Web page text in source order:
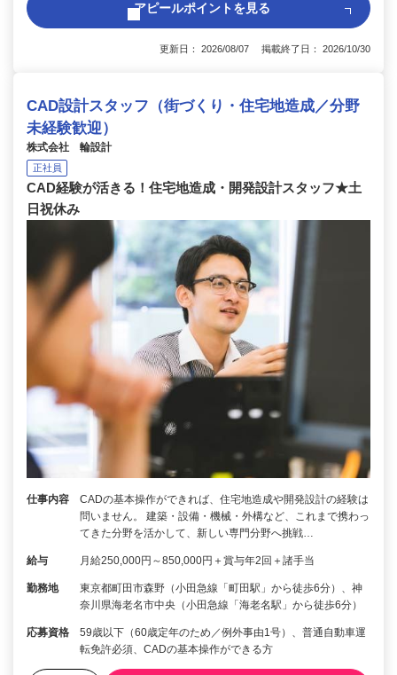
アピールポイントを見る
更新日： 2026/08/07 掲載終了日： 2026/10/30
CAD設計スタッフ（街づくり・住宅地造成／分野
未経験歓迎）
株式会社 輪設計
正社員
CAD経験が活きる！住宅地造成・開発設計スタッフ★土
日祝休み
仕事内容
CADの基本操作ができれば、住宅地造成や開発設計の経験は
問いません。 建築・設備・機械・外構など、これまで携わっ
てきた分野を活かして、新しい専門分野へ挑戦…
給与 月給250,000円～850,000円＋賞与年2回＋諸手当
勤務地
東京都町田市森野（小田急線「町田駅」から徒歩6分）、神
奈川県海老名市中央（小田急線「海老名駅」から徒歩6分）
応募資格
59歳以下（60歳定年のため／例外事由1号）、普通自動車運
転免許必須、CADの基本操作ができる方